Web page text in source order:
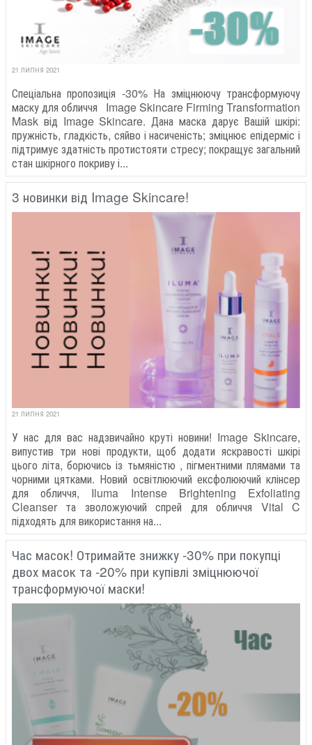
21 ЛИПНЯ 2021
Спеціальна пропозиція -30% На зміцнюючу трансформуючу
маску для обличчя Image Skincare Firming Transformation
Mask від Image Skincare. Дана маска дарує Вашій шкірі:
пружність, гладкість, сяйво і насиченість; зміцнює епідерміс і
підтримує здатність протистояти стресу; покращує загальний
стан шкірного покриву і...
3 новинки від Image Skincare!
21 ЛИПНЯ 2021
У нас для вас надзвичайно круті новини! Image Skincare,
випустив три нові продукти, щоб додати яскравості шкірі
цього літа, борючись із тьмяністю , пігментними плямами та
чорними цятками. Новий освітлюючий ексфолюючий клінсер
для обличчя, Iluma Intense Brightening Exfoliating
Cleanser та зволожуючий спрей для обличчя Vital C
підходять для використання на...
Час масок! Отримайте знижку -30% при покупці
двох масок та -20% при купівлі зміцнюючої
трансформуючої маски!